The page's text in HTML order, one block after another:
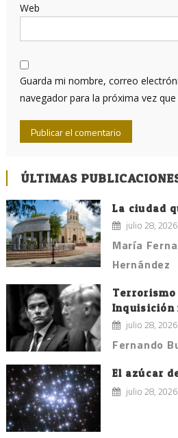
Web
Guarda mi nombre, correo
navegador para la próxima vez
ÚLTIMAS
La ciudad
julio 28, 2026
María
Hernández
Inquisición
julio 28, 2026
Fernando
El azúcar
julio 28, 2026